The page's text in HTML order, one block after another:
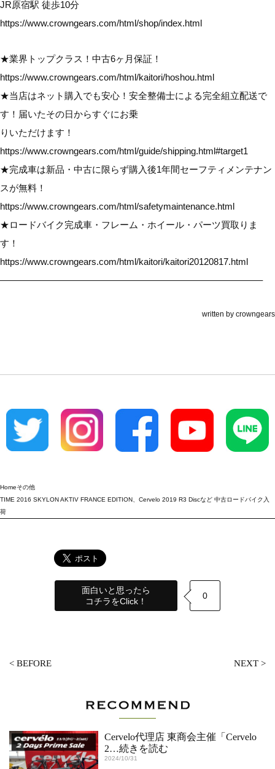
JR原宿駅 徒歩10分
https://www.crowngears.com/html/shop/index.html
★業界トップクラス！中古6ヶ月保証！
https://www.crowngears.com/html/kaitori/hoshou.html
★当店はネット購入でも安心！安全整備士による完全組立配送で
す！届いたその日からすぐにお乗
りいただけます！
https://www.crowngears.com/html/guide/shipping.html#target1
★完成車は新品・中古に限らず購入後1年間セーフティメンテナン
スが無料！
https://www.crowngears.com/html/safetymaintenance.html
★ロードバイク完成車・フレーム・ホイール・パーツ買取りま
す！
https://www.crowngears.com/html/kaitori/kaitori20120817.html
————————————————————————————–
written by crowngears
Homeその他
TIME 2016 SKYLON AKTIV FRANCE EDITION、Cervelo 2019 R3 Discなど 中古ロードバイク入
荷
面白いと思ったら
コチラをClick！
0
<BEFORE NEXT>
Cervelo代理店 東商会主催「Cervelo
2…続きを読む
2024/10/31